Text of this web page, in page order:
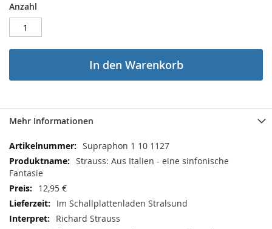
Anzahl
In den Warenkorb
Mehr Informationen
Mehr
Informationen
Supraphon 1 10 1127
Strauss: Aus Italien - eine sinfonische
Fantasie
12,95 €
Im Schallplattenladen Stralsund
Richard Strauss